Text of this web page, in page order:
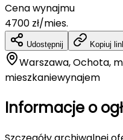
Cena wynajmu
4700 zł/mies.
Udostępnij Kopiuj
Warszawa, Ochota,
mieszkaniewynajem
Informacje o